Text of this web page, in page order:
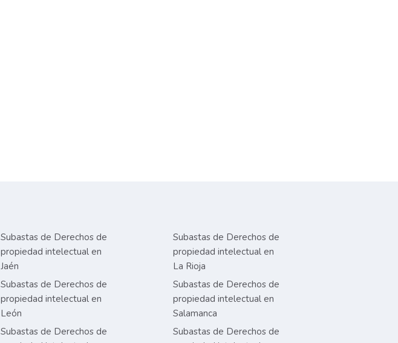
Subastas de Derechos de
propiedad intelectual en
Jaén
Subastas de Derechos de
propiedad intelectual en
León
Subastas de Derechos de
Subastas de Derechos de
propiedad intelectual en
La Rioja
Subastas de Derechos de
propiedad intelectual en
Salamanca
Subastas de Derechos de